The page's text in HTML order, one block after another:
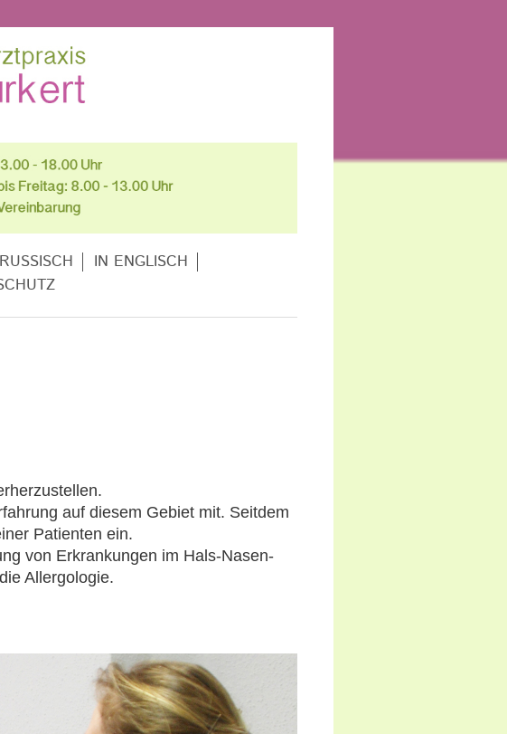
IN ENGLISCH
auf diesem Gebiet mit. Seitdem
Patienten ein.
von Erkrankungen im Hals-Nasen-
Allergologie.